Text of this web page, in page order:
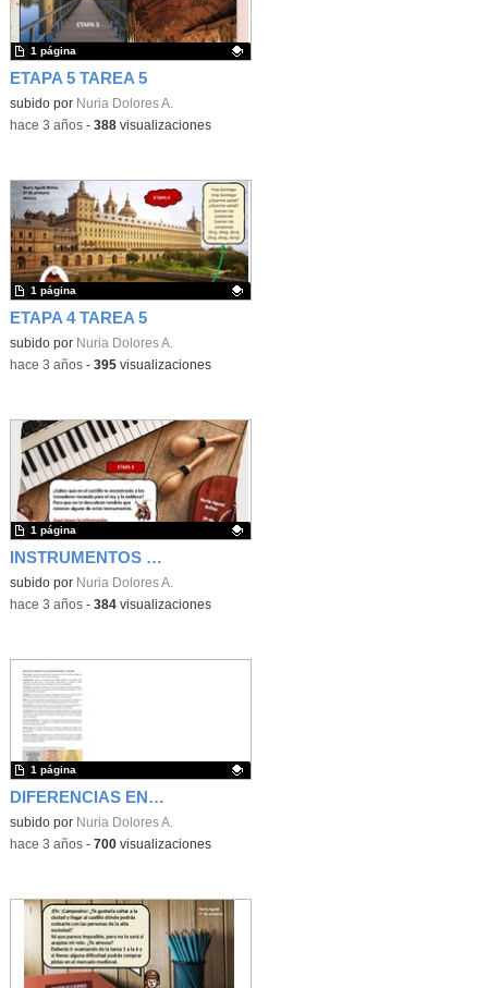
ETAPA 5 TAREA 5
Contenido educativo.
subido por Nuria Dolores A.
1 página
-hace 3 años- 388visualizaciones
ETAPA 4 TAREA 5
Contenido educativo.
subido por Nuria Dolores A.
1 página
-hace 3 años- 395visualizaciones
INSTRUMENTOS DE LA EDAD MEDIA
Contenido educativo.
subido por Nuria Dolores A.
1 página
-hace 3 años- 384visualizaciones
DIFERENCIAS ENTRE JUGLARES Y TROVADORES
Contenido educativo.
subido por Nuria Dolores A.
1 página
-hace 3 años- 700visualizaciones